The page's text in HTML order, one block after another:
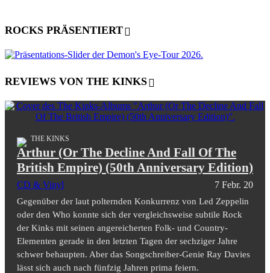
ROCKS PRÄSENTIERT
REVIEWS VON THE KINKS
THE KINKS
Arthur (Or The Decline And Fall Of The
British Empire) (50th Anniversary Edition)
CD & Vinyl 7 Febr. 20
Gegenüber der laut polternden Konkurrenz von Led Zeppelin
oder den Who konnte sich der vergleichsweise subtile Rock
der Kinks mit seinen angereicherten Folk- und Country-
Elementen gerade in den letzten Tagen der sechziger Jahre
schwer behaupten. Aber das Songschreiber-Genie Ray Davies
lässt sich auch nach fünfzig Jahren prima feiern.